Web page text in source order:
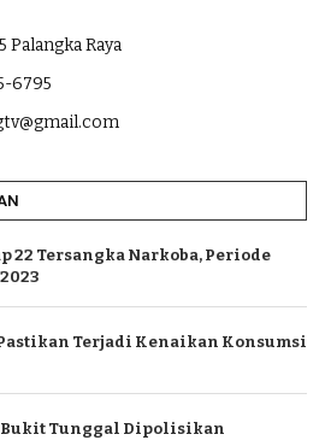
Palangka Raya
6795
22 Tersangka Narkoba, Periode
Terjadi Kenaikan Konsumsi
Bukit Tunggal Dipolisikan